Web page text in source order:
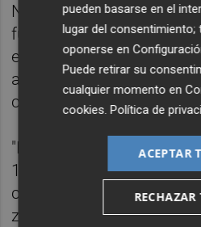
Natzaret --"va a ser un
fundamental para
el centro", ha dicho-- y ha
avance que supondrá
conexión con La Marina.
"Desde el Ayuntamiento,
10 en 2021 a Natzaret
conexión, a través de La
zona de Cabanyal" y así
pueden basarse en el
lugar del consentimiento;
oponerse en
Puede retirar su
cualquier momento en
cookies .Política de
ACEPTAR
RECHAZAR